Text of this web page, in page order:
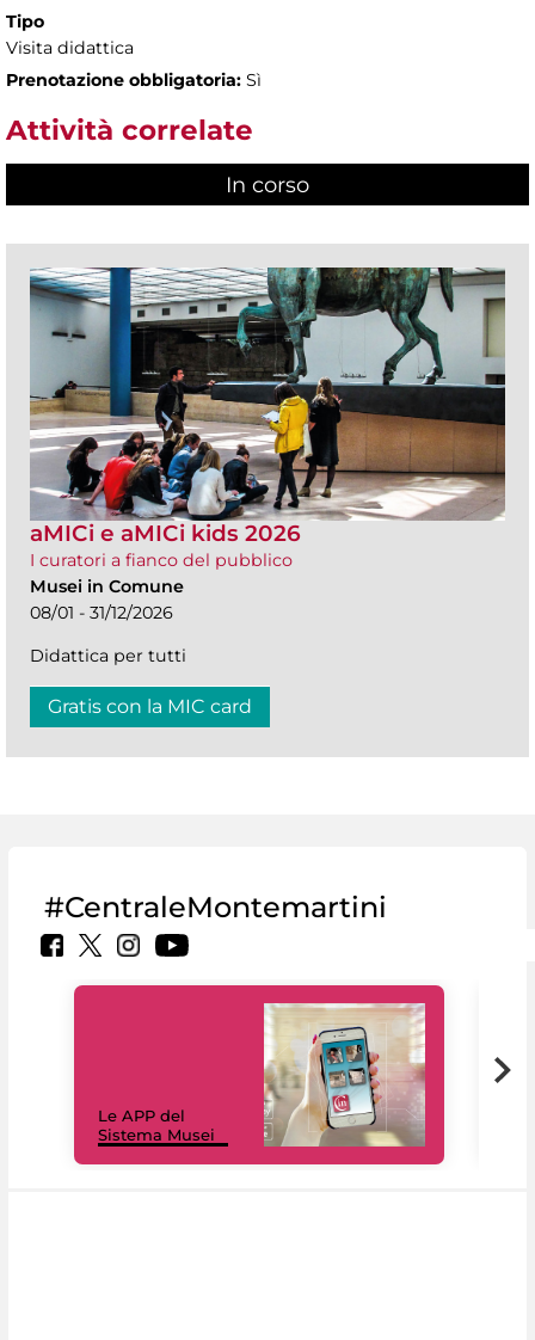
Tipo
Visita didattica
Prenotazione obbligatoria: Sì
Attività correlate
In corso
aMICi e aMICi kids 2026
I curatori a fianco del pubblico
Musei in Comune
08/01 - 31/12/2026
Didattica per tutti
Gratis con la MIC card
#CentraleMontemartini
Le APP del
Sistema Musei